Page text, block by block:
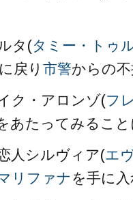
タ(タミー・トゥ
に戻り 市警からの
ク・アロンゾ(フ
あたってみること
人シルヴィア(エ
リファナを手に入